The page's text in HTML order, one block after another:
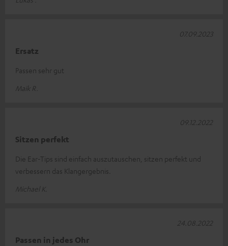
Ersatz
Passen sehr gut
Maik R.
07.09.2023
Sitzen perfekt
Die Ear-Tips sind einfach auszutauschen, sitzen perfekt und
verbessern das Klangergebnis.
Michael K.
09.12.2022
Passen in jedes Ohr
24.08.2022